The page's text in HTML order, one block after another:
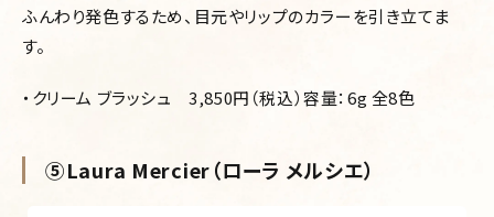
ふんわり発色するため、目元やリップのカラーを引き立てま
す。
・クリーム ブラッシュ3,850円（税込）容量：6g 全8色
⑤Laura Mercier（ローラ メルシエ）